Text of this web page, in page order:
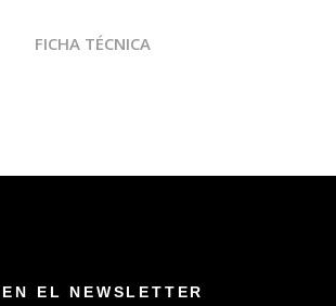
FICHA TÉCNICA
EL NEWSLETTER